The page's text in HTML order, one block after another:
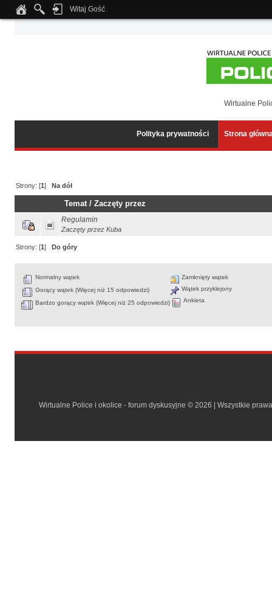
Notice: Undefined index: tapatalk_body_hook in
Witaj Gość
Wirtualne
Polityka prywatności Strona
Strony: [1]Na dół
Temat /Zaczęty przez
Regulamin
Zaczęty przez Kuba
Strony: [1]Do góry
Normalny wątek
Gorący wątek (Więcej niż 15 odpowiedzi)
Bardzo gorący wątek (Więcej niż 25 odpowiedzi)
Zamknięty wątek
Wątek przyklejony
Ankieta
Wirtualne Police i okolice - forum dyskusyjne © 2026 | Wszystkie